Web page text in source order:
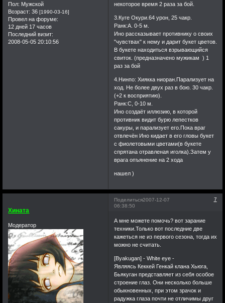
Пол: Мужской
Возраст: 36[1990-03-16]
Провел на форуме:
12 дней 17 часов
Последний визит:
2008-05-05 20:10:56
некоторое время 2 раза за бой.
3.Куге Окури.64 урон, 25 чакр.
Ранк:А. 0-5 м.
Ино рассказывает противнику о своих
"чувствах" к нему и дарит букет цветов.
В букете находиться взрывающийся
свиток. (предназначено мужикам ) 1
раз за бой
4.Нинпо: Хиякка ниоран.Парализует на
ход. Не более двух раз в бою. 30 чакр.
(+2 к восприятию).
Ранк:С, 0-10 м.
Ино создаёт иллюзию, в которой
противник видит бурю лепестков
сакуры, и парализует его.Пока враг
отвлечён Ино кидает в его гловы букет
с фиолетовыми цветами(в букете
спрятана отравленая иголка).Затем у
врага опъянение на 2 хода
нашел )
Поделиться 7
2007-12-07
06:38:50
Хината
Модератор
А мне можете помочь? вот зарание
техники.Только вот последние две
кажеться не из первого сезона, тогда их
можно не считать.
[Byakugan] - White eye -
Являясь Кеккей Генкай клана Хьюга,
Бьякуган представляет из себя особое
строение глаз. Они несколько больше
обыкновенных, при этом зрачок и
радужка глаза почти не отличимы друг